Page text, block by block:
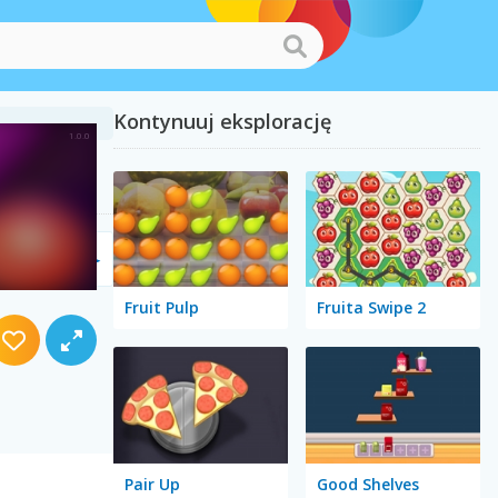
Kontynuuj eksplorację
Fruit Pulp Fruita Swipe 2
Pair Up Good Shelves